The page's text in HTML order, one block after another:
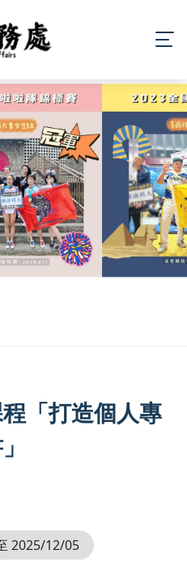
程「打造個人專
2025/12/05